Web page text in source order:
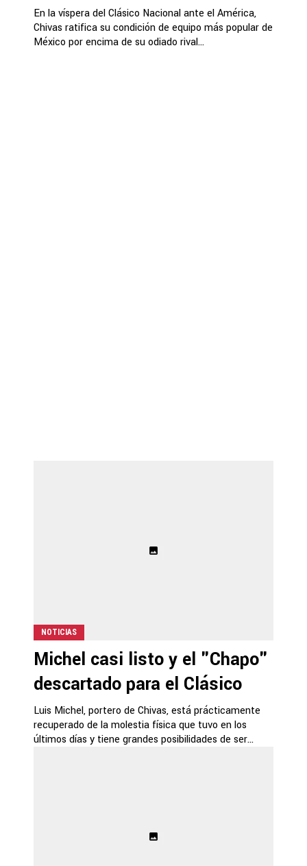
En la víspera del Clásico Nacional ante el América,
Chivas ratifica su condición de equipo más popular de
México por encima de su odiado rival...
NOTICIAS
Michel casi listo y el "Chapo"
descartado para el Clásico
Luis Michel, portero de Chivas, está prácticamente
recuperado de la molestia física que tuvo en los
últimos días y tiene grandes posibilidades de ser...